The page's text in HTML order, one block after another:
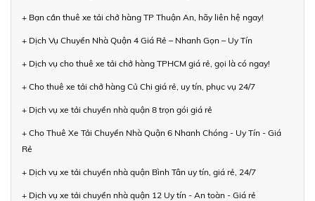
+ Bạn cần thuê xe tải chở hàng TP Thuận An, hãy liên hệ ngay!
+ Dịch Vụ Chuyển Nhà Quận 4 Giá Rẻ – Nhanh Gọn – Uy Tín
+ Dịch vụ cho thuê xe tải chở hàng TPHCM giá rẻ, gọi là có ngay!
+ Cho thuê xe tải chở hàng Củ Chi giá rẻ, uy tín, phục vụ 24/7
+ Dịch vụ xe tải chuyển nhà quận 8 trọn gói giá rẻ
+ Cho Thuê Xe Tải Chuyển Nhà Quận 6 Nhanh Chóng - Uy Tín - Giá
Rẻ
+ Dịch vụ xe tải chuyển nhà quận Bình Tân uy tín, giá rẻ, 24/7
+ Dịch vụ xe tải chuyển nhà quận 12 Uy tín - An toàn - Giá rẻ